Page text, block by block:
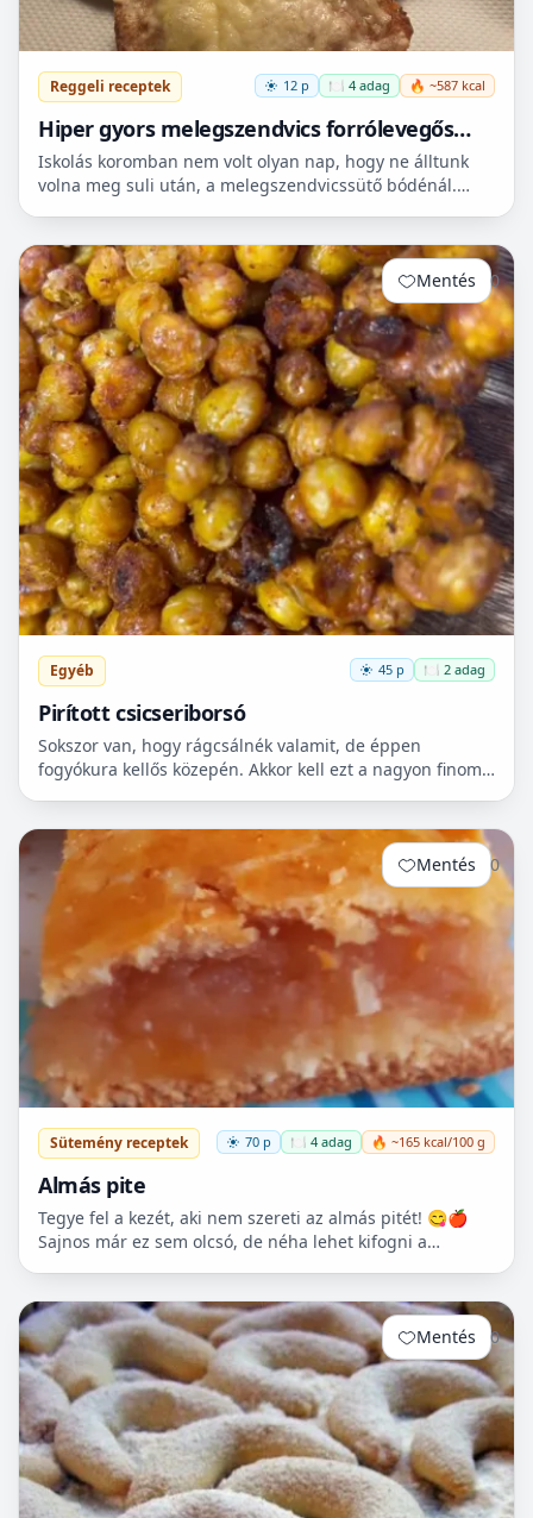
Reggeli receptek 12 p 🍽️ 4 adag 🔥 ~587 kcal
Hiper gyors melegszendvics forrólevegős
sütőbe
Iskolás koromban nem volt olyan nap, hogy ne álltunk
volna meg suli után, a melegszendvicssütő bódénál.
Mentés 0
Egyéb 45 p 🍽️ 2 adag
Pirított csicseriborsó
Sokszor van, hogy rágcsálnék valamit, de éppen
fogyókura kellős közepén. Akkor kell ezt a nagyon finom
Mentés 0
Sütemény receptek 70 p 🍽️ 4 adag 🔥 ~165 kcal/100 g
Almás pite
Tegye fel a kezét, aki nem szereti az almás pitét! 😋🍎
Sajnos már ez sem olcsó, de néha lehet kifogni a
Mentés 0